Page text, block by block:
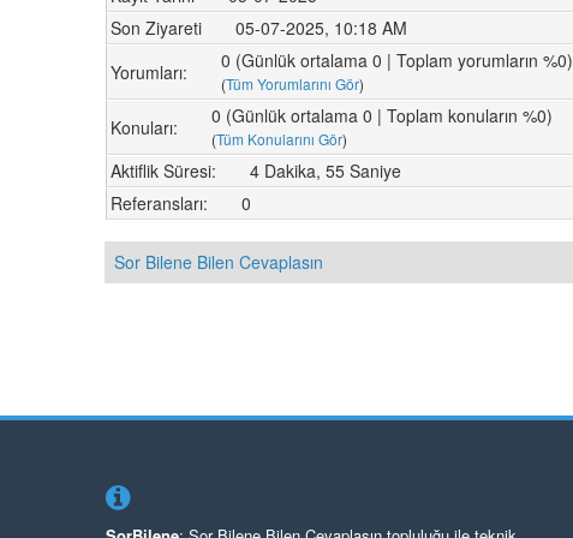
Son Ziyareti
05-07-2025, 10:18 AM
Yorumları:
0 (Günlük ortalama 0 | Toplam yorumların %0)
(Tüm Yorumlarını Gör)
Konuları: 0 (Günlük ortalama 0 | Toplam konuların %0)
(Tüm Konularını Gör)
Aktiflik Süresi:
4 Dakika, 55 Saniye
Referansları:
0
Sor Bilene Bilen Cevaplasın